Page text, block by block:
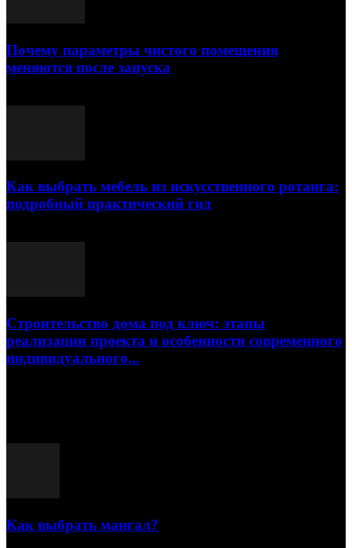
Почему параметры чистого помещения
меняются после запуска
Как выбрать мебель из искусственного ротанга:
подробный практический гид
Строительство дома под ключ: этапы
реализации проекта и особенности современного
индивидуального...
Как выбрать мангал?